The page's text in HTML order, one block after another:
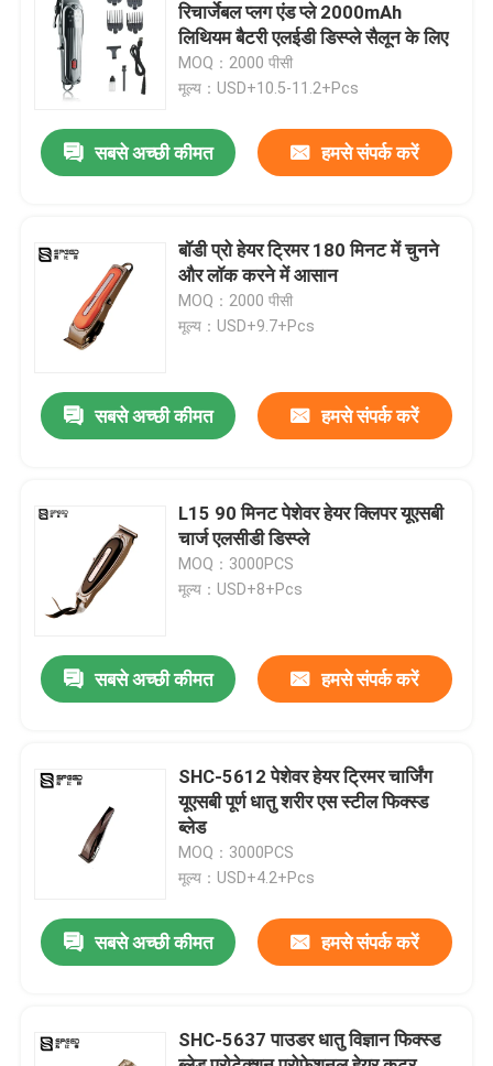
रिचार्जेबल प्लग एंड प्ले 2000mAh
लिथियम बैटरी एलईडी डिस्प्ले सैलून के लिए
MOQ：2000 पीसी
मूल्य：USD+10.5-11.2+Pcs
सबसे अच्छी कीमत हमसे संपर्क करें
बॉडी प्रो हेयर ट्रिमर 180 मिनट में चुनने
और लॉक करने में आसान
MOQ：2000 पीसी
मूल्य：USD+9.7+Pcs
सबसे अच्छी कीमत हमसे संपर्क करें
L15 90 मिनट पेशेवर हेयर क्लिपर यूएसबी
चार्ज एलसीडी डिस्प्ले
MOQ：3000PCS
मूल्य：USD+8+Pcs
सबसे अच्छी कीमत हमसे संपर्क करें
SHC-5612 पेशेवर हेयर ट्रिमर चार्जिंग
यूएसबी पूर्ण धातु शरीर एस स्टील फिक्स्ड
ब्लेड
MOQ：3000PCS
मूल्य：USD+4.2+Pcs
सबसे अच्छी कीमत हमसे संपर्क करें
SHC-5637 पाउडर धातु विज्ञान फिक्स्ड